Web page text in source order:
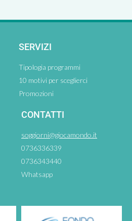
SERVIZI
Tipologia programmi
10 motivi per sceglierci
Promozioni
CONTATTI
soggiorni@giocamondo.it
0736336339
0736343440
Whatsapp